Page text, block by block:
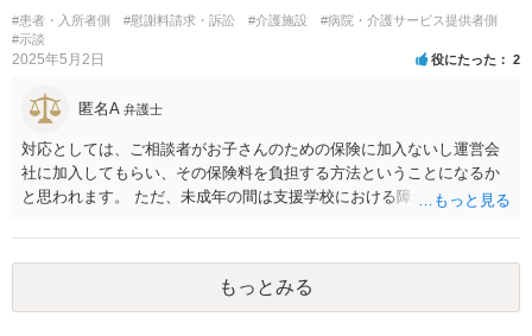
#患者・入所者側 #慰謝料請求・訴訟 #介護施設
#病院・介護サービス提供者側
#示談
2025年5月2日 役にたった 2
匿名A 弁護士
対応としては、ご相談者がお子さんのための保険に加入ないし運営会
社に加入してもらい、その保険料を負担する方法ということになるか
と思われます。 ただ、未成年の間は支援学校における障がい児向けの
かは少し調べてみてはいかがでしょうか。 グループホームは基本的に
要支援者自身が自立して生活する（その責任も負担する）ことを前提
とした支援システムなので、今回のように障がい者による損害や費用
が発生するたびに運営会社が負担するということはシステム的にも経
もっとみる